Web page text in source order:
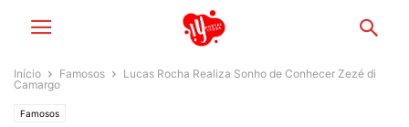
Início Famosos
Lucas Rocha Realiza Sonho de Conhecer Zezé di
Camargo
Famosos